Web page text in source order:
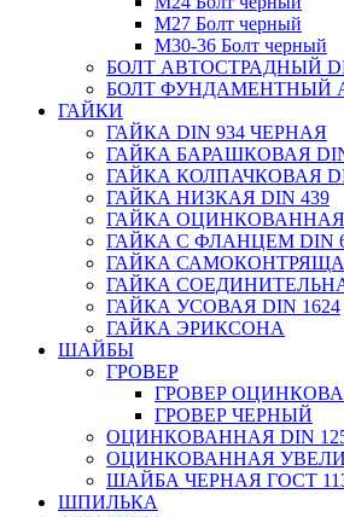
М27 Болт черный
М30-36 Болт черный
БОЛТ АВТОСТРАДНЫЙ
БОЛТ ФУНДАМЕНТНЫЙ
ГАЙКИ
ГАЙКА DIN 934 ЧЕРНАЯ
ГАЙКА БАРАШКОВАЯ
ГАЙКА КОЛПАЧКОВАЯ
ГАЙКА НИЗКАЯ DIN 439
ГАЙКА ОЦИНКОВАННАЯ
ГАЙКА С ФЛАНЦЕМ DIN
ГАЙКА
ГАЙКА
ГАЙКА УСОВАЯ DIN 1624
ГАЙКА ЭРИКСОНА
ШАЙБЫ
ГРОВЕР
ГРОВЕР
ГРОВЕР ЧЕРНЫЙ
ОЦИНКОВАННАЯ DIN
ОЦИНКОВАННАЯ
ШАЙБА ЧЕРНАЯ ГОСТ
ШПИЛЬКА